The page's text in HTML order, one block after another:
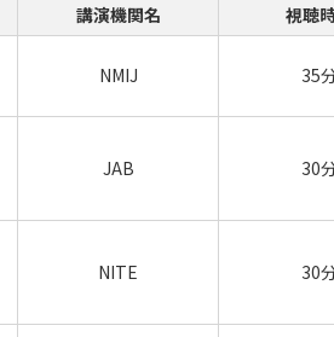
講演機関名 視聴
NMIJ 35
JAB 30
NITE 30